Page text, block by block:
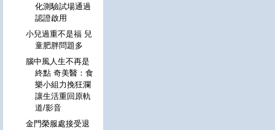
化測驗試場通過
認證啟用
小兒過重不是福 兒
童肥胖問題多
腦中風人生不再是
終點 奇美醫：食
樂小組力挽狂瀾
讓生活重回原軌
道/影音
金門榮服處接受退